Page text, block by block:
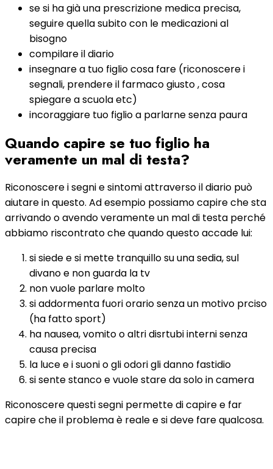
se si ha già una prescrizione medica precisa,
seguire quella subito con le medicazioni al
bisogno
compilare il diario
insegnare a tuo figlio cosa fare (riconoscere i
segnali, prendere il farmaco giusto , cosa
spiegare a scuola etc)
incoraggiare tuo figlio a parlarne senza paura
Quando capire se tuo figlio ha
veramente un mal di testa?
Riconoscere i segni e sintomi attraverso il diario può
aiutare in questo. Ad esempio possiamo capire che sta
arrivando o avendo veramente un mal di testa perché
abbiamo riscontrato che quando questo accade lui:
si siede e si mette tranquillo su una sedia, sul
divano e non guarda la tv
non vuole parlare molto
si addormenta fuori orario senza un motivo prciso
(ha fatto sport)
ha nausea, vomito o altri disrtubi interni senza
causa precisa
la luce e i suoni o gli odori gli danno fastidio
si sente stanco e vuole stare da solo in camera
Riconoscere questi segni permette di capire e far
capire che il problema è reale e si deve fare qualcosa.